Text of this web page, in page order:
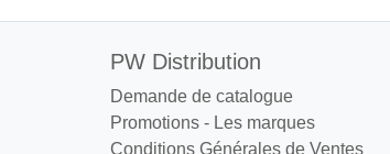
PW Distribution
Demande de catalogue
Promotions - Les marques
Conditions Générales de Ventes